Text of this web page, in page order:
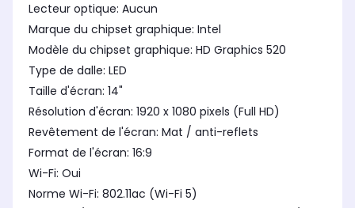
Lecteur optique: Aucun
Marque du chipset graphique: Intel
Modèle du chipset graphique: HD Graphics 520
Type de dalle: LED
Taille d'écran: 14"
Résolution d'écran: 1920 x 1080 pixels (Full HD)
Revêtement de l'écran: Mat / anti-reflets
Format de l'écran: 16:9
Wi-Fi: Oui
Norme Wi-Fi: 802.11ac (Wi-Fi 5)